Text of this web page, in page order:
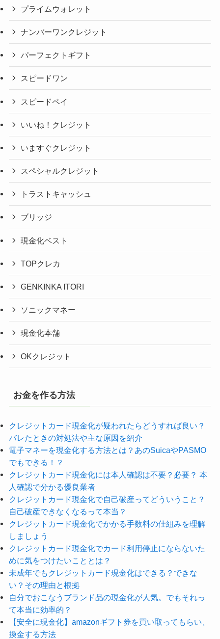
プライムウォレット
ナンバーワンクレジット
パーフェクトギフト
スピードワン
スピードペイ
いいね！クレジット
いますぐクレジット
スペシャルクレジット
トラストキャッシュ
ブリッジ
現金化ベスト
TOPクレカ
GENKINKA ITORI
ソニックマネー
現金化本舗
OKクレジット
お金を作る方法
クレジットカード現金化が疑われたらどうすれば良い？
バレたときの対処法や主な原因を紹介
電子マネーを現金化する方法とは？あのSuicaやPASMO
でもできる！？
クレジットカード現金化には本人確認は不要？必要？ 本
人確認で分かる優良業者
クレジットカード現金化で自己破産ってどういうこと？
自己破産できなくなるって本当？
クレジットカード現金化でかかる手数料の仕組みを理解
しましょう
クレジットカード現金化でカード利用停止にならないた
めに気をつけたいこととは？
未成年でもクレジットカード現金化はできる？できな
い？その理由と根拠
自分でおこなうブランド品の現金化が人気。でもそれっ
て本当に効率的？
【安全に現金化】amazonギフト券を買い取ってもらい、
換金する方法